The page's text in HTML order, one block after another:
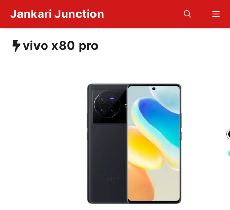
content
Jankari Junction
vivo x80 pro